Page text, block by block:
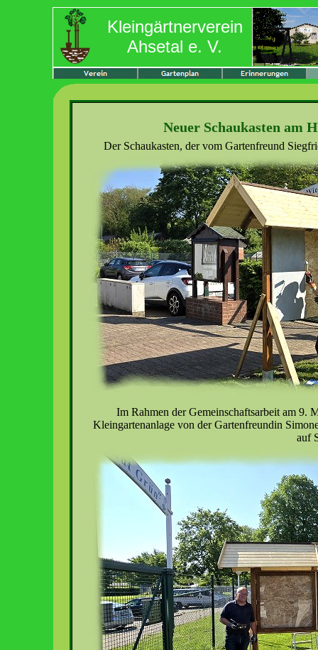
Kleingärtnerverein
Ahsetal e. V.
Neuer Schaukasten am
Der Schaukasten, der vom Gartenfreund
Im Rahmen der Gemeinschaftsarbeit am 9.
Kleingartenanlage von der Gartenfreundin
auf